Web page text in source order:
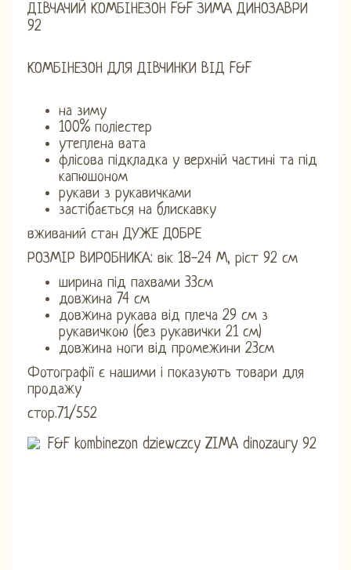
ДІВЧАЧИЙ КОМБІНЕЗОН F&F ЗИМА ДИНОЗАВРИ
92
КОМБІНЕЗОН ДЛЯ ДІВЧИНКИ ВІД F&F
на зиму
100% поліестер
утеплена вата
флісова підкладка у верхній частині та під
капюшоном
рукави з рукавичками
застібається на блискавку
вживаний стан ДУЖЕ ДОБРЕ
РОЗМІР ВИРОБНИКА: вік 18-24 М, ріст 92 см
ширина під пахвами 33см
довжина 74 см
довжина рукава від плеча 29 см з
рукавичкою (без рукавички 21 см)
довжина ноги від промежини 23см
Фотографії є ​​нашими і показують товари для
продажу
стор.71/552